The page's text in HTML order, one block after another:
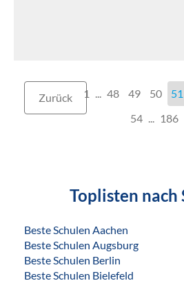
Zurück 1 ... 48 49 50 51
54
186
Toplisten nach
Beste Schulen Aachen
Beste Schulen Augsburg
Beste Schulen Berlin
Beste Schulen Bielefeld